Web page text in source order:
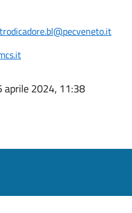
aprile 2024, 11:38